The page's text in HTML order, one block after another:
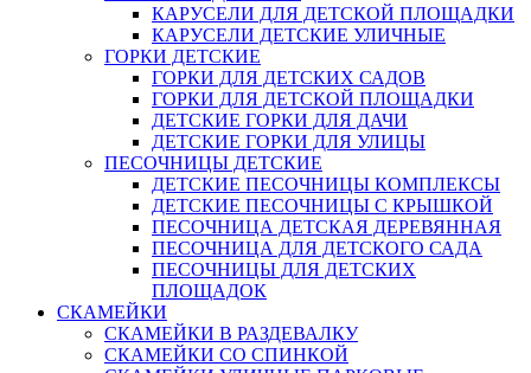
КАРУСЕЛИ ДЛЯ ДЕТСКОЙ ПЛОЩАДКИ
КАРУСЕЛИ ДЕТСКИЕ УЛИЧНЫЕ
ГОРКИ ДЕТСКИЕ
ГОРКИ ДЛЯ ДЕТСКИХ САДОВ
ГОРКИ ДЛЯ ДЕТСКОЙ ПЛОЩАДКИ
ДЕТСКИЕ ГОРКИ ДЛЯ ДАЧИ
ДЕТСКИЕ ГОРКИ ДЛЯ УЛИЦЫ
ПЕСОЧНИЦЫ ДЕТСКИЕ
ДЕТСКИЕ ПЕСОЧНИЦЫ КОМПЛЕКСЫ
ДЕТСКИЕ ПЕСОЧНИЦЫ С КРЫШКОЙ
ПЕСОЧНИЦА ДЕТСКАЯ ДЕРЕВЯННАЯ
ПЕСОЧНИЦА ДЛЯ ДЕТСКОГО САДА
ПЕСОЧНИЦЫ ДЛЯ ДЕТСКИХ
ПЛОЩАДОК
СКАМЕЙКИ
СКАМЕЙКИ В РАЗДЕВАЛКУ
СКАМЕЙКИ СО СПИНКОЙ